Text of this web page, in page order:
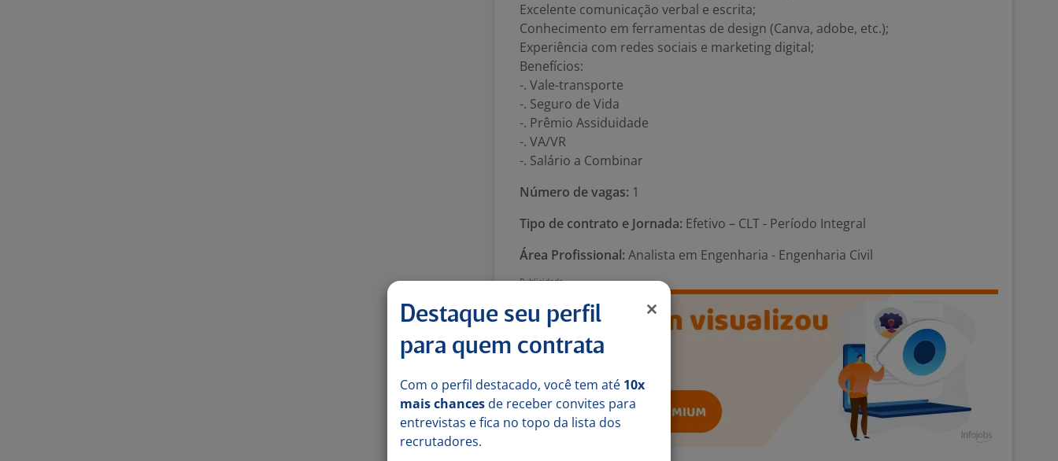
Excelente comunicação verbal e escrita;
Conhecimento em ferramentas de design (Canva, adobe, etc.);
Experiência com redes sociais e marketing digital;
Benefícios:
-. Vale-transporte
-. Seguro de Vida
-. Prêmio Assiduidade
-. VA/VR
-. Salário a Combinar
Número de vagas: 1
Tipo de contrato e Jornada: Efetivo – CLT - Período Integral
Área Profissional: Analista em Engenharia - Engenharia Civil
Destaque seu perfil
para quem contrata
Com o perfil destacado, você tem até 10x
mais chances de receber convites para
entrevistas e fica no topo da lista dos
recrutadores.